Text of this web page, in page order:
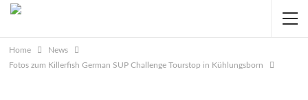
Home
News
Fotos zum Killerfish German SUP Challenge Tourstop in Kühlungsborn